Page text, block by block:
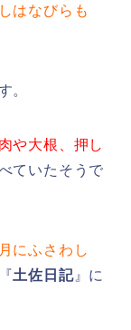
しはなびらも
。
や大根、押し
ていたそうで
にふさわし
土佐日記』に